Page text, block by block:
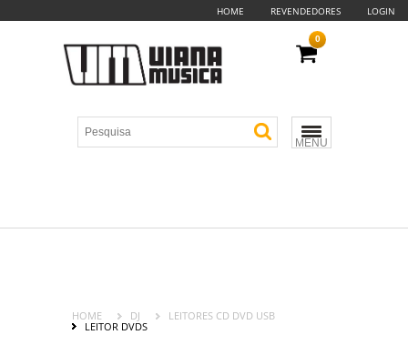
HOME REVENDEDORES LOGIN
MENU
0
HOME DJ
LEITORES CD DVD USB
LEITOR DVDS